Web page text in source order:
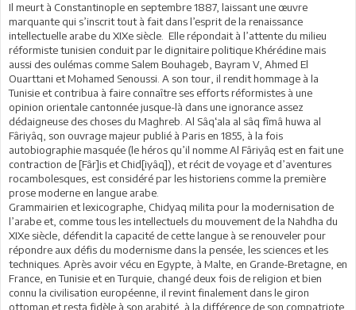
Il meurt à Constantinople en septembre 1887, laissant une œuvre
marquante qui s’inscrit tout à fait dans l’esprit de la renaissance
intellectuelle arabe du XIXe siècle. Elle répondait à l’attente du milieu
réformiste tunisien conduit par le dignitaire politique Khérédine mais
aussi des oulémas comme Salem Bouhageb, Bayram V, Ahmed El
Ouarttani et Mohamed Senoussi. A son tour, il rendit hommage à la
Tunisie et contribua à faire connaître ses efforts réformistes à une
opinion orientale cantonnée jusque-là dans une ignorance assez
dédaigneuse des choses du Maghreb. Al Sâq‘ala al sâq fîmâ huwa al
Fâriyâq, son ouvrage majeur publié à Paris en 1855, à la fois
autobiographie masquée (le héros qu’il nomme Al Fâriyâq est en fait une
contraction de [Fâr]is et Chid[iyâq]), et récit de voyage et d’aventures
rocambolesques, est considéré par les historiens comme la première
prose moderne en langue arabe.
Grammairien et lexicographe, Chidyaq milita pour la modernisation de
l’arabe et, comme tous les intellectuels du mouvement de la Nahdha du
XIXe siècle, défendit la capacité de cette langue à se renouveler pour
répondre aux défis du modernisme dans la pensée, les sciences et les
techniques. Après avoir vécu en Egypte, à Malte, en Grande-Bretagne, en
France, en Tunisie et en Turquie, changé deux fois de religion et bien
connu la civilisation européenne, il revint finalement dans le giron
ottoman et resta fidèle à son arabité, à la différence de son compatriote